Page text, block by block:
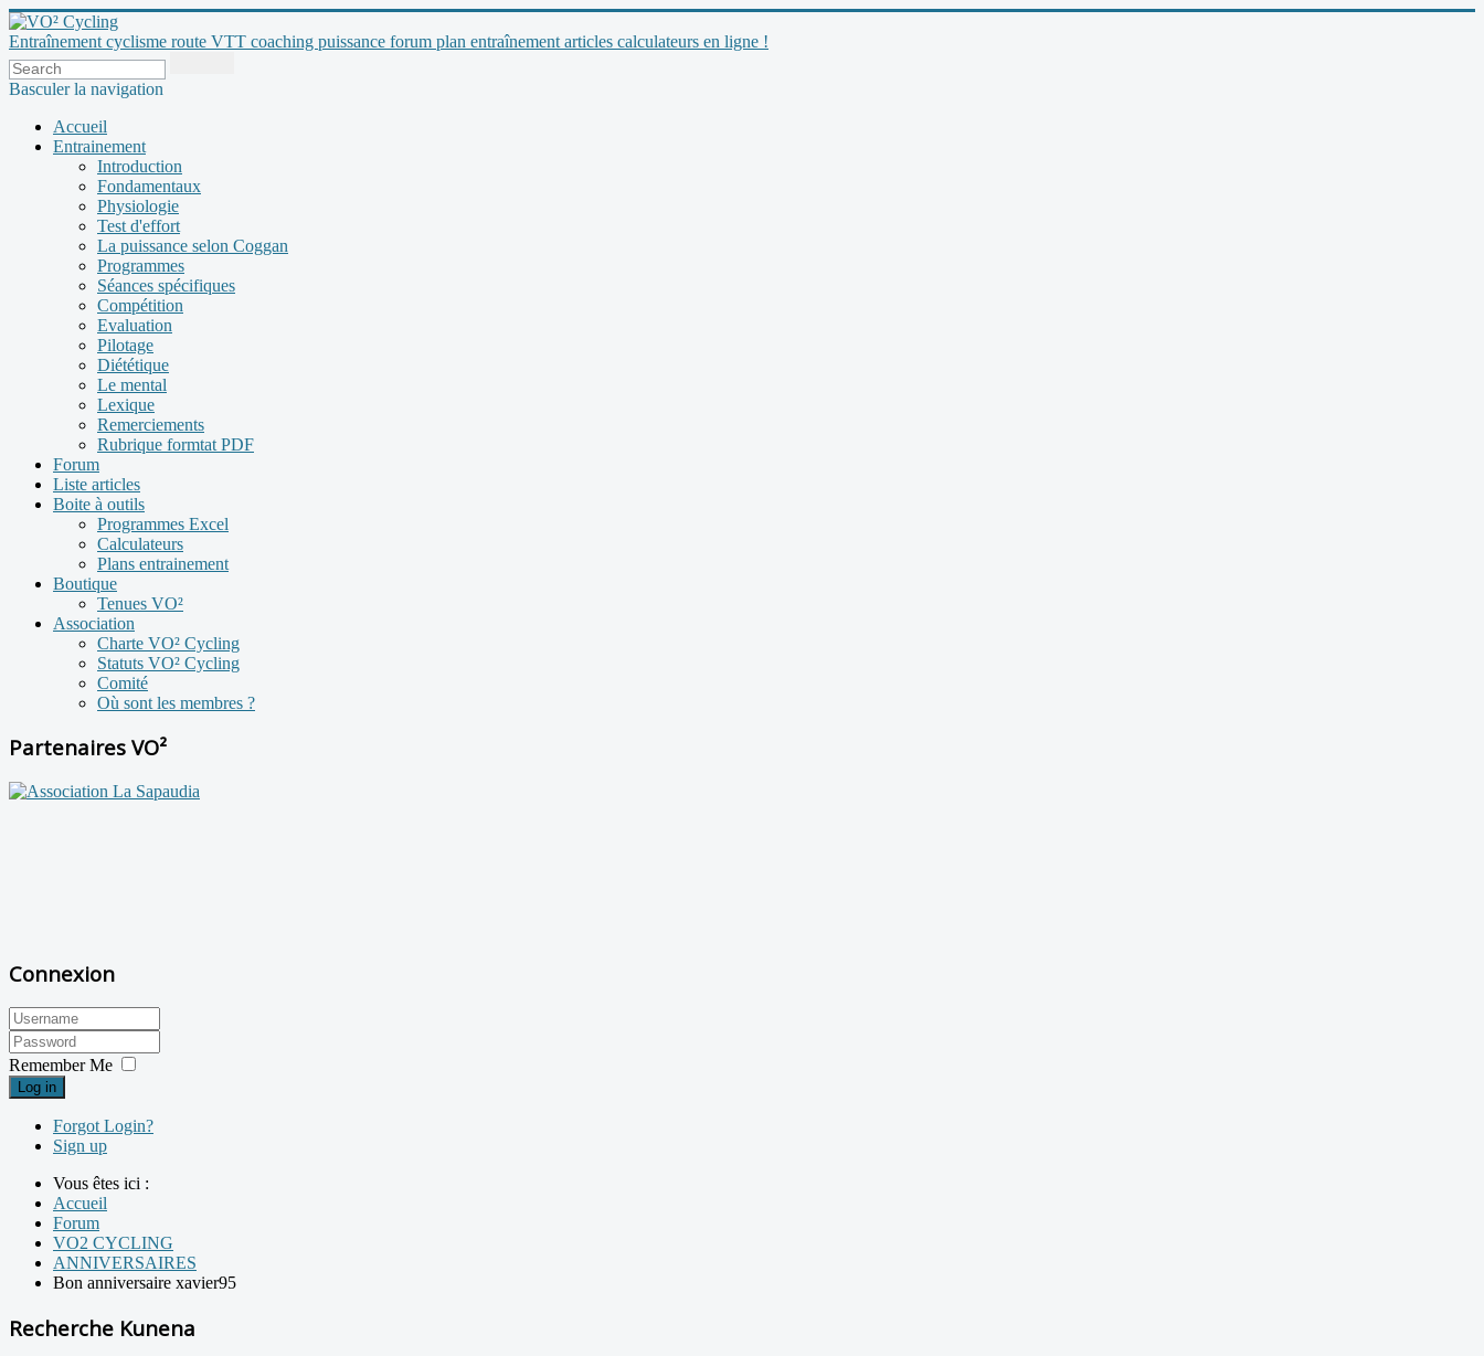
Entraînement cyclisme route VTT coaching puissance forum plan entraînement articles calculateurs en ligne !
Basculer la navigation
Accueil
Entrainement
Introduction
Fondamentaux
Physiologie
Test d'effort
La puissance selon Coggan
Programmes
Séances spécifiques
Compétition
Evaluation
Pilotage
Diététique
Le mental
Lexique
Remerciements
Rubrique formtat PDF
Forum
Liste articles
Boite à outils
Programmes Excel
Calculateurs
Plans entrainement
Boutique
Tenues VO²
Association
Charte VO² Cycling
Statuts VO² Cycling
Comité
Où sont les membres ?
Partenaires VO²
Connexion
Remember Me
Log in
Forgot Login?
Sign up
Vous êtes ici :
Accueil
Forum
VO2 CYCLING
ANNIVERSAIRES
Bon anniversaire xavier95
Recherche Kunena